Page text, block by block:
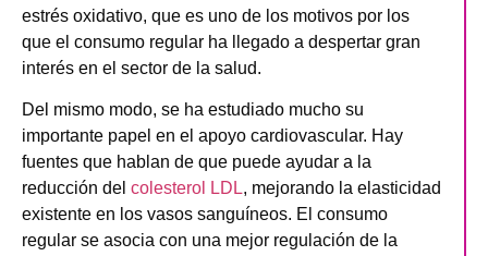
estrés oxidativo, que es uno de los motivos por los
que el consumo regular ha llegado a despertar gran
interés en el sector de la salud.
Del mismo modo, se ha estudiado mucho su
importante papel en el apoyo cardiovascular. Hay
fuentes que hablan de que puede ayudar a la
reducción del colesterol LDL, mejorando la elasticidad
existente en los vasos sanguíneos. El consumo
regular se asocia con una mejor regulación de la